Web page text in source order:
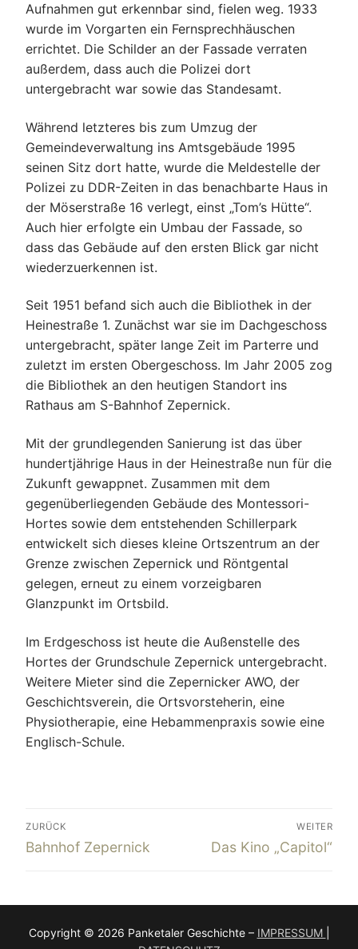
Aufnahmen gut erkennbar sind, fielen weg. 1933
wurde im Vorgarten ein Fernsprechhäuschen
errichtet. Die Schilder an der Fassade verraten
außerdem, dass auch die Polizei dort
untergebracht war sowie das Standesamt.
Während letzteres bis zum Umzug der
Gemeindeverwaltung ins Amtsgebäude 1995
seinen Sitz dort hatte, wurde die Meldestelle der
Polizei zu DDR-Zeiten in das benachbarte Haus in
der Möserstraße 16 verlegt, einst „Tom’s Hütte“.
Auch hier erfolgte ein Umbau der Fassade, so
dass das Gebäude auf den ersten Blick gar nicht
wiederzuerkennen ist.
Seit 1951 befand sich auch die Bibliothek in der
Heinestraße 1. Zunächst war sie im Dachgeschoss
untergebracht, später lange Zeit im Parterre und
zuletzt im ersten Obergeschoss. Im Jahr 2005 zog
die Bibliothek an den heutigen Standort ins
Rathaus am S-Bahnhof Zepernick.
Mit der grundlegenden Sanierung ist das über
hundertjährige Haus in der Heinestraße nun für die
Zukunft gewappnet. Zusammen mit dem
gegenüberliegenden Gebäude des Montessori-
Hortes sowie dem entstehenden Schillerpark
entwickelt sich dieses kleine Ortszentrum an der
Grenze zwischen Zepernick und Röntgental
gelegen, erneut zu einem vorzeigbaren
Glanzpunkt im Ortsbild.
Im Erdgeschoss ist heute die Außenstelle des
Hortes der Grundschule Zepernick untergebracht.
Weitere Mieter sind die Zepernicker AWO, der
Geschichtsverein, die Ortsvorsteherin, eine
Physiotherapie, eine Hebammenpraxis sowie eine
Englisch-Schule.
Beitragsnavigation
ZURÜCK
Vorheriger
Bahnhof Zepernick
WEITER
Nächster
Das Kino „Capitol“
Copyright © 2026 Panketaler Geschichte – IMPRESSUM